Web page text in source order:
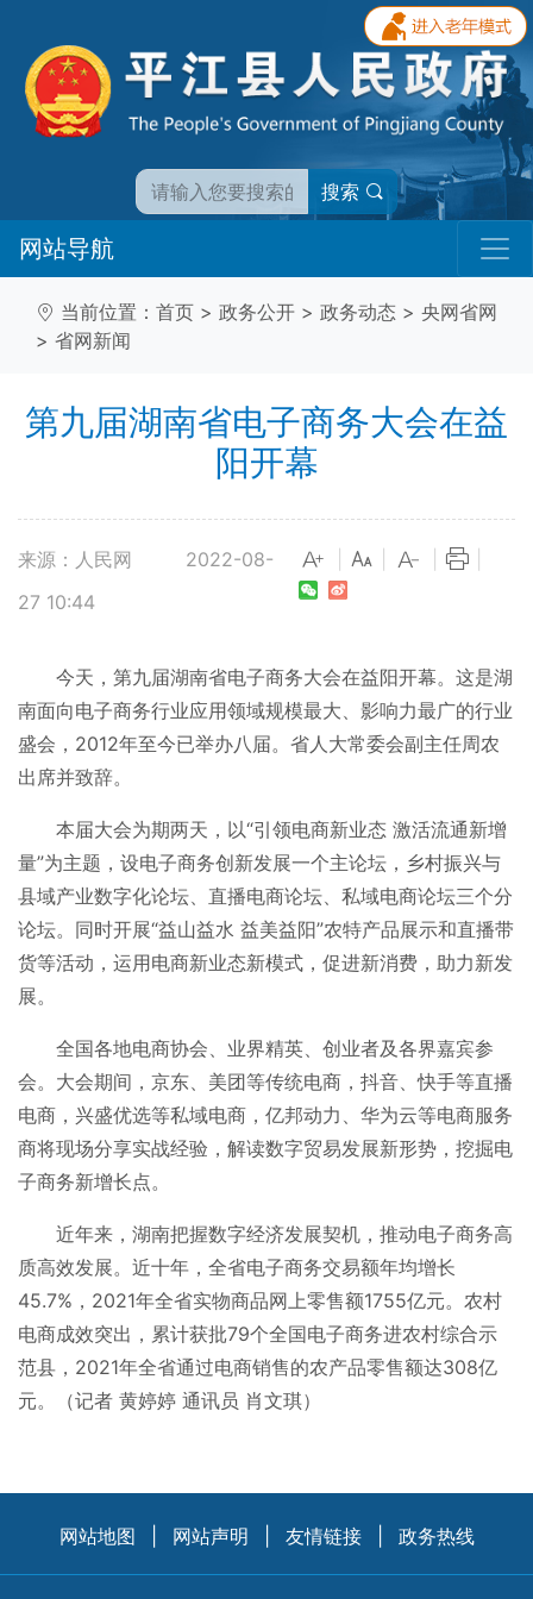
搜索
网站导航
当前位置： 首页 > 政务公开 > 政务动态 > 央网省网
> 省网新闻
第九届湖南省电子商务大会在益
阳开幕
来源：人民网
2022-08-
27 10:44
今天，第九届湖南省电子商务大会在益阳开幕。这是湖
南面向电子商务行业应用领域规模最大、影响力最广的行业
盛会，2012年至今已举办八届。省人大常委会副主任周农
出席并致辞。
本届大会为期两天，以“引领电商新业态 激活流通新增
量”为主题，设电子商务创新发展一个主论坛，乡村振兴与
县域产业数字化论坛、直播电商论坛、私域电商论坛三个分
论坛。同时开展“益山益水 益美益阳”农特产品展示和直播带
货等活动，运用电商新业态新模式，促进新消费，助力新发
展。
全国各地电商协会、业界精英、创业者及各界嘉宾参
会。大会期间，京东、美团等传统电商，抖音、快手等直播
电商，兴盛优选等私域电商，亿邦动力、华为云等电商服务
商将现场分享实战经验，解读数字贸易发展新形势，挖掘电
子商务新增长点。
近年来，湖南把握数字经济发展契机，推动电子商务高
质高效发展。近十年，全省电子商务交易额年均增长
45.7%，2021年全省实物商品网上零售额1755亿元。农村
电商成效突出，累计获批79个全国电子商务进农村综合示
范县，2021年全省通过电商销售的农产品零售额达308亿
元。（记者 黄婷婷 通讯员 肖文琪）
网站地图 网站声明 友情链接 政务热线